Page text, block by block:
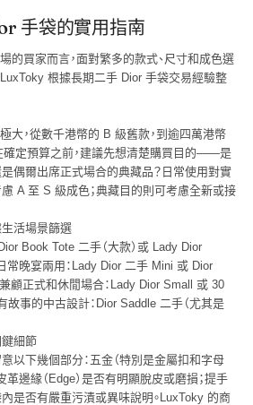
手袋的實用指南
的買家而言，面對繁多的款式、尺寸和成色選
LuxToky 根據長期二手 Dior 手袋交易經驗整
大，從數千港幣的 B 級舊款，到逾四萬港幣
確定預算之前，建議先想清楚購買目的——是
偶爾出席正式場合的典藏品？日常使用對實
A 至 S 級成色；典藏目的則可考慮全新或接
活場景篩選
Book Tote 二手（大款）或 Lady Dior
常晚宴兩用：Lady Dior 二手 Mini 或 Dior
顧正式和休閒場合：Lady Dior Small 或 30
事的中古設計：Dior Saddle 二手（尤其是
鍵細節
以下幾個部分：五金（特別是金屬扣和字母
革邊緣（Edge）是否有明顯脫皮或磨損；提手
是否有嚴重污漬或異味說明。LuxToky 的商